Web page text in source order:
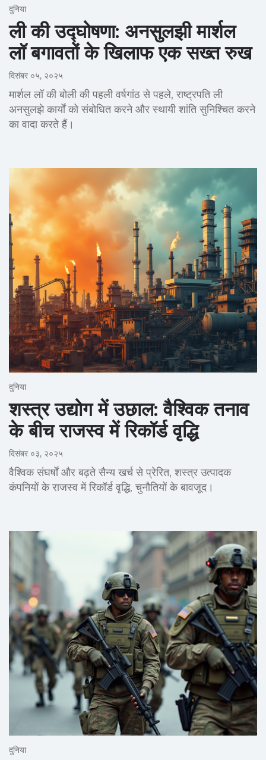
दुनिया
ली की उद्घोषणा: अनसुलझी मार्शल
लॉ बगावतों के खिलाफ एक सख्त रुख
दिसंबर ०५, २०२५
मार्शल लॉ की बोली की पहली वर्षगांठ से पहले, राष्ट्रपति ली
अनसुलझे कार्यों को संबोधित करने और स्थायी शांति सुनिश्चित करने
का वादा करते हैं।
दुनिया
शस्त्र उद्योग में उछाल: वैश्विक तनाव
के बीच राजस्व में रिकॉर्ड वृद्धि
दिसंबर ०३, २०२५
वैश्विक संघर्षों और बढ़ते सैन्य खर्च से प्रेरित, शस्त्र उत्पादक
कंपनियों के राजस्व में रिकॉर्ड वृद्धि, चुनौतियों के बावजूद।
दुनिया